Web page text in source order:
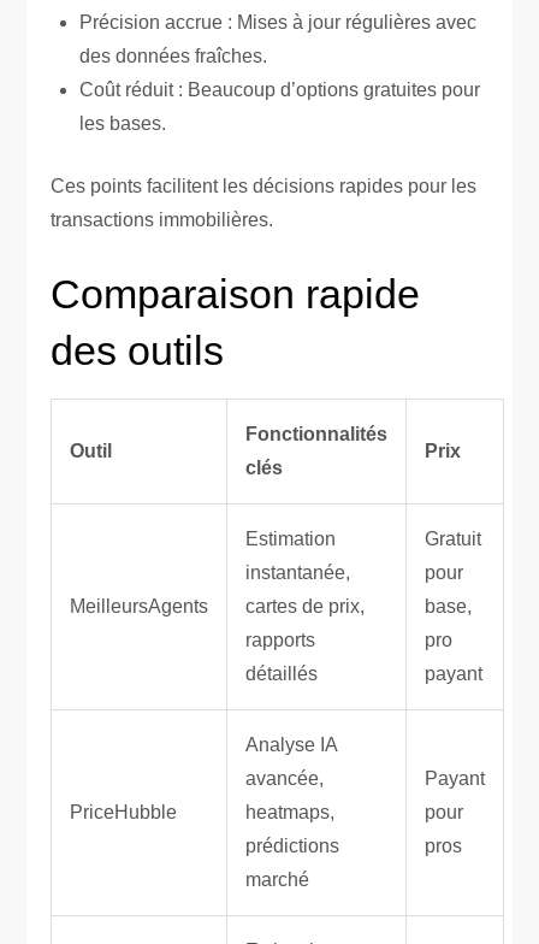
Précision accrue : Mises à jour régulières avec
des données fraîches.
Coût réduit : Beaucoup d’options gratuites pour
les bases.
Ces points facilitent les décisions rapides pour les
transactions immobilières.
Comparaison rapide
des outils
Outil
Fonctionnalités
clés
Prix
MeilleursAgents
Estimation
instantanée,
cartes de prix,
rapports
détaillés
Gratuit
pour
base,
pro
payant
PriceHubble
Analyse IA
avancée,
heatmaps,
prédictions
marché
Payant
pour
pros